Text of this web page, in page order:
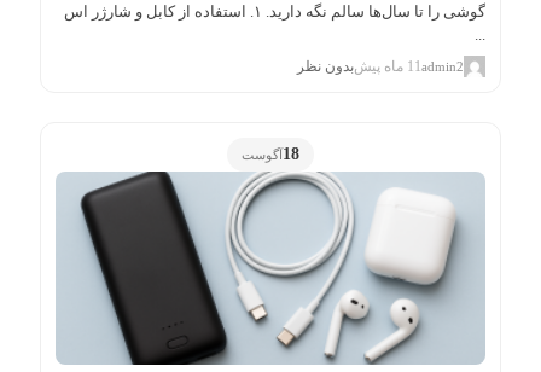
گوشی را تا سال‌ها سالم نگه دارید. ۱. استفاده از کابل و شارژر اس
...
admin211 ماه پیش بدون نظر
18آگوست